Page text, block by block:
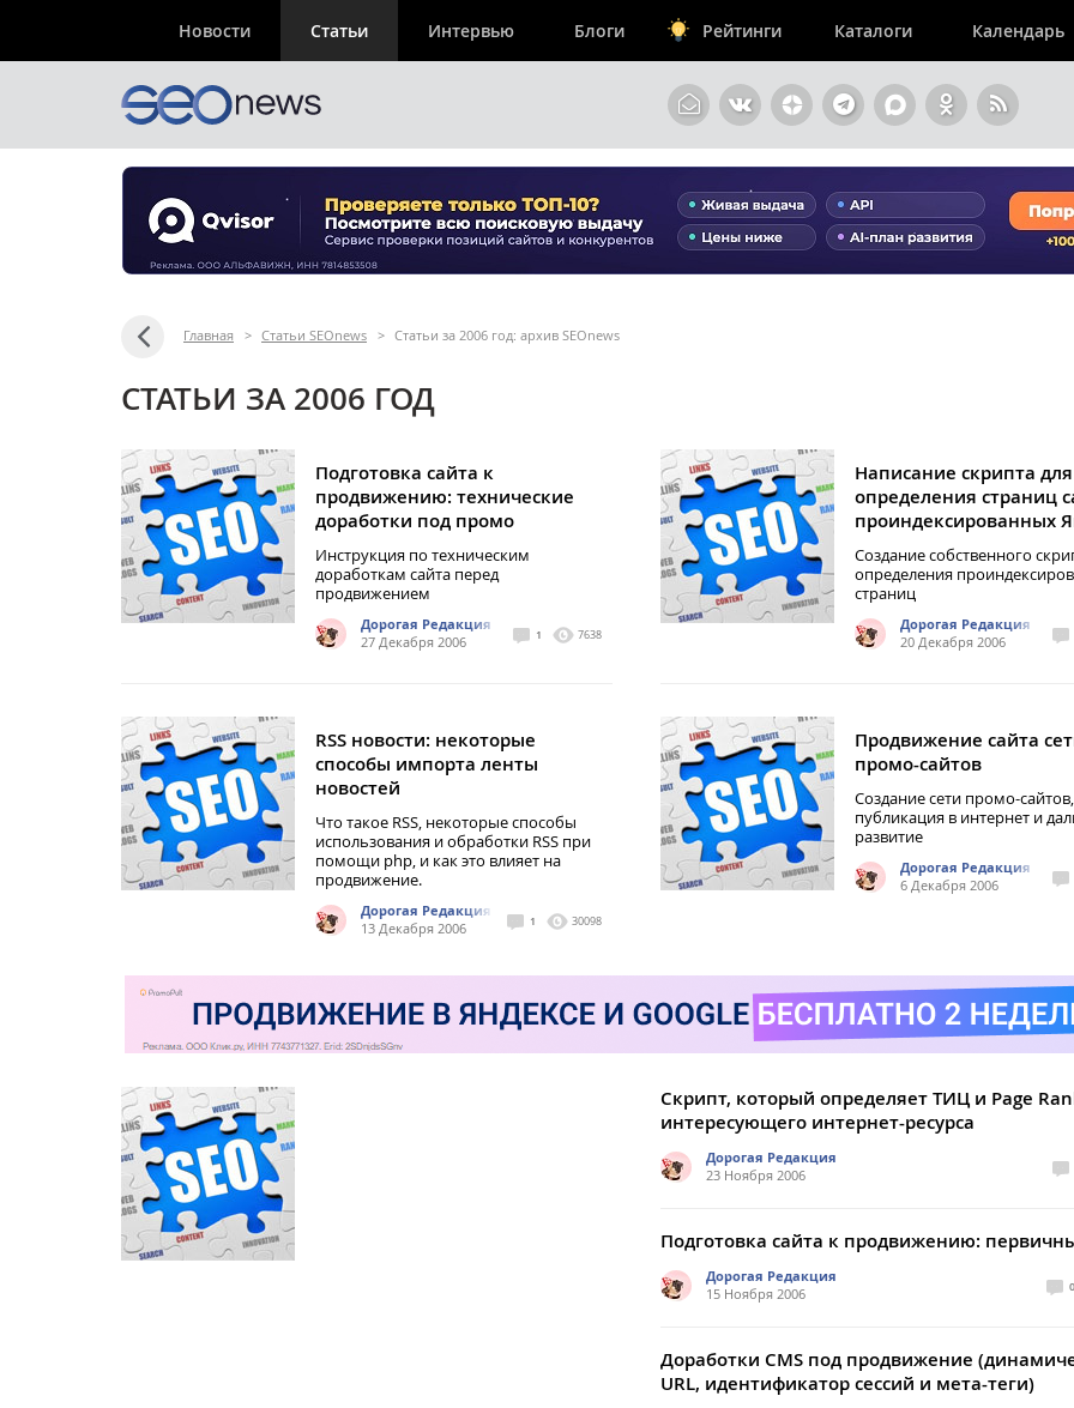
Новости Статьи Интервью Блоги Рейтинги Каталоги Календарь
Главная > Статьи SEOnews > Статьи за 2006 год: архив SEOnews
СТАТЬИ ЗА 2006 ГОД
Подготовка сайта к
продвижению: технические
доработки под промо
Инструкция по техническим
доработкам сайта перед
продвижением
Дорогая Редакция
27 Декабря 2006
1 7638
Написание скрипта для
определения страниц
проиндексированных
Cоздание собственного
определения
страниц
Дорогая Редакция
20 Декабря 2006
RSS новости: некоторые
способы импорта ленты
новостей
Что такое RSS, некоторые способы
использования и обработки RSS при
помощи php, и как это влияет на
продвижение.
Дорогая Редакция
13 Декабря 2006
1 30098
Продвижение сайта
промо-сайтов
Создание сети промо-
публикация в интернет и
развитие
Дорогая Редакция
6 Декабря 2006
Скрипт, который определяет ТИЦ и Page
интересующего интернет-ресурса
Дорогая Редакция
23 Ноября 2006
Подготовка сайта к продвижению:
Дорогая Редакция
15 Ноября 2006
0
Доработки CMS под продвижение
URL, идентификатор сессий и мета-теги)